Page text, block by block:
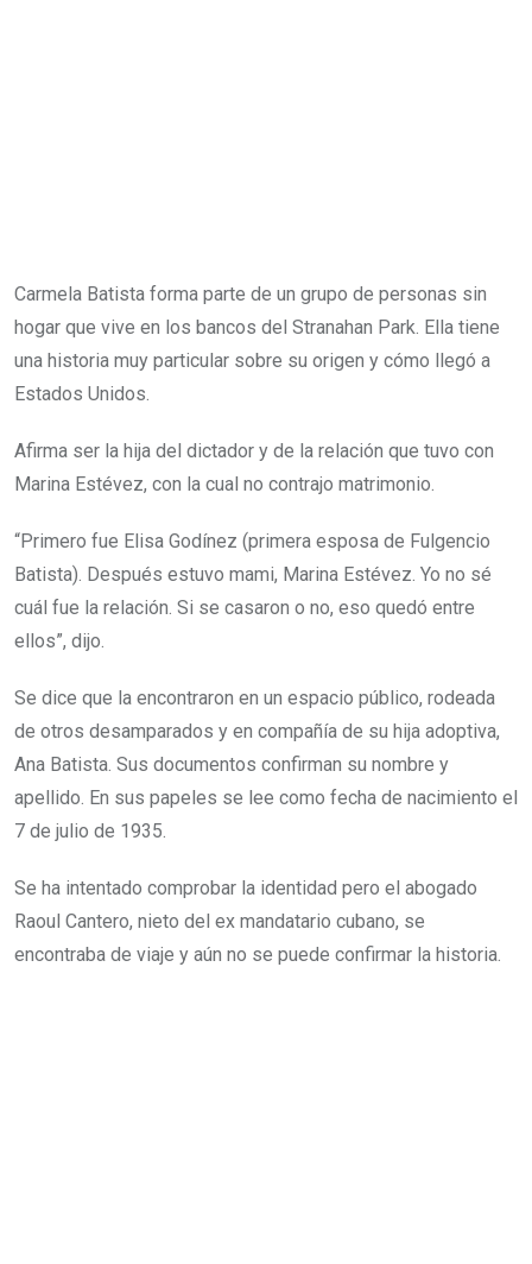
Carmela Batista forma parte de un grupo de personas sin
hogar que vive en los bancos del Stranahan Park. Ella tiene
una historia muy particular sobre su origen y cómo llegó a
Estados Unidos.
Afirma ser la hija del dictador y de la relación que tuvo con
Marina Estévez, con la cual no contrajo matrimonio.
“Primero fue Elisa Godínez (primera esposa de Fulgencio
Batista). Después estuvo mami, Marina Estévez. Yo no sé
cuál fue la relación. Si se casaron o no, eso quedó entre
ellos”, dijo.
Se dice que la encontraron en un espacio público, rodeada
de otros desamparados y en compañía de su hija adoptiva,
Ana Batista. Sus documentos confirman su nombre y
apellido. En sus papeles se lee como fecha de nacimiento el
7 de julio de 1935.
Se ha intentado comprobar la identidad pero el abogado
Raoul Cantero, nieto del ex mandatario cubano, se
encontraba de viaje y aún no se puede confirmar la historia.